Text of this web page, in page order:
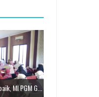
MI PGM G...